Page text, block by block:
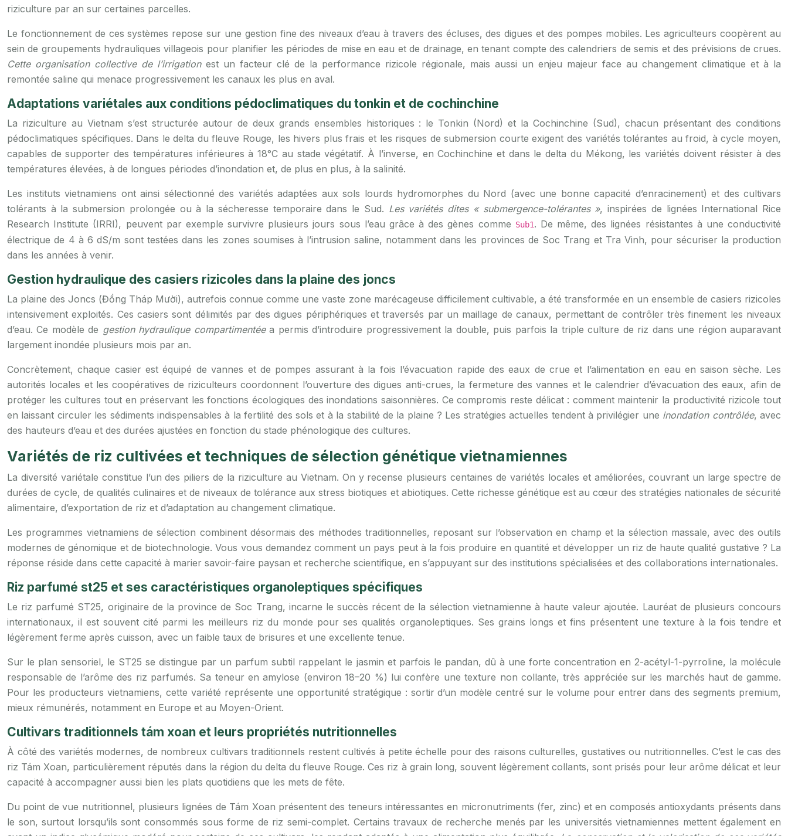
riziculture par an sur certaines parcelles.
Le fonctionnement de ces systèmes repose sur une gestion fine des niveaux d’eau à travers des écluses, des digues et des pompes mobiles. Les agriculteurs coopèrent au
sein de groupements hydrauliques villageois pour planifier les périodes de mise en eau et de drainage, en tenant compte des calendriers de semis et des prévisions de crues.
Cette organisation collective de l’irrigationest un facteur clé de la performance rizicole régionale, mais aussi un enjeu majeur face au changement climatique et à la
remontée saline qui menace progressivement les canaux les plus en aval.
Adaptations variétales aux conditions pédoclimatiques du tonkin et de cochinchine
La riziculture au Vietnam s’est structurée autour de deux grands ensembles historiques : le Tonkin (Nord) et la Cochinchine (Sud), chacun présentant des conditions
pédoclimatiques spécifiques. Dans le delta du fleuve Rouge, les hivers plus frais et les risques de submersion courte exigent des variétés tolérantes au froid, à cycle moyen,
capables de supporter des températures inférieures à 18°C au stade végétatif. À l’inverse, en Cochinchine et dans le delta du Mékong, les variétés doivent résister à des
températures élevées, à de longues périodes d’inondation et, de plus en plus, à la salinité.
Les instituts vietnamiens ont ainsi sélectionné des variétés adaptées aux sols lourds hydromorphes du Nord (avec une bonne capacité d’enracinement) et des cultivars
tolérants à la submersion prolongée ou à la sécheresse temporaire dans le Sud. Les variétés dites « submergence-tolérantes », inspirées de lignées International Rice
Research Institute (IRRI), peuvent par exemple survivre plusieurs jours sous l’eau grâce à des gènes comme Sub1. De même, des lignées résistantes à une conductivité
électrique de 4 à 6 dS/m sont testées dans les zones soumises à l’intrusion saline, notamment dans les provinces de Soc Trang et Tra Vinh, pour sécuriser la production
dans les années à venir.
Gestion hydraulique des casiers rizicoles dans la plaine des joncs
La plaine des Joncs (Đồng Tháp Mười), autrefois connue comme une vaste zone marécageuse difficilement cultivable, a été transformée en un ensemble de casiers rizicoles
intensivement exploités. Ces casiers sont délimités par des digues périphériques et traversés par un maillage de canaux, permettant de contrôler très finement les niveaux
d’eau. Ce modèle de gestion hydraulique compartimentéea permis d’introduire progressivement la double, puis parfois la triple culture de riz dans une région auparavant
largement inondée plusieurs mois par an.
Concrètement, chaque casier est équipé de vannes et de pompes assurant à la fois l’évacuation rapide des eaux de crue et l’alimentation en eau en saison sèche. Les
autorités locales et les coopératives de riziculteurs coordonnent l’ouverture des digues anti-crues, la fermeture des vannes et le calendrier d’évacuation des eaux, afin de
protéger les cultures tout en préservant les fonctions écologiques des inondations saisonnières. Ce compromis reste délicat : comment maintenir la productivité rizicole tout
en laissant circuler les sédiments indispensables à la fertilité des sols et à la stabilité de la plaine ? Les stratégies actuelles tendent à privilégier une inondation contrôlée, avec
des hauteurs d’eau et des durées ajustées en fonction du stade phénologique des cultures.
Variétés de riz cultivées et techniques de sélection génétique vietnamiennes
La diversité variétale constitue l’un des piliers de la riziculture au Vietnam. On y recense plusieurs centaines de variétés locales et améliorées, couvrant un large spectre de
durées de cycle, de qualités culinaires et de niveaux de tolérance aux stress biotiques et abiotiques. Cette richesse génétique est au cœur des stratégies nationales de sécurité
alimentaire, d’exportation de riz et d’adaptation au changement climatique.
Les programmes vietnamiens de sélection combinent désormais des méthodes traditionnelles, reposant sur l’observation en champ et la sélection massale, avec des outils
modernes de génomique et de biotechnologie. Vous vous demandez comment un pays peut à la fois produire en quantité et développer un riz de haute qualité gustative ? La
réponse réside dans cette capacité à marier savoir-faire paysan et recherche scientifique, en s’appuyant sur des institutions spécialisées et des collaborations internationales.
Riz parfumé st25 et ses caractéristiques organoleptiques spécifiques
Le riz parfumé ST25, originaire de la province de Soc Trang, incarne le succès récent de la sélection vietnamienne à haute valeur ajoutée. Lauréat de plusieurs concours
internationaux, il est souvent cité parmi les meilleurs riz du monde pour ses qualités organoleptiques. Ses grains longs et fins présentent une texture à la fois tendre et
légèrement ferme après cuisson, avec un faible taux de brisures et une excellente tenue.
Sur le plan sensoriel, le ST25 se distingue par un parfum subtil rappelant le jasmin et parfois le pandan, dû à une forte concentration en 2-acétyl-1-pyrroline, la molécule
responsable de l’arôme des riz parfumés. Sa teneur en amylose (environ 18–20 %) lui confère une texture non collante, très appréciée sur les marchés haut de gamme.
Pour les producteurs vietnamiens, cette variété représente une opportunité stratégique : sortir d’un modèle centré sur le volume pour entrer dans des segments premium,
mieux rémunérés, notamment en Europe et au Moyen-Orient.
Cultivars traditionnels tám xoan et leurs propriétés nutritionnelles
À côté des variétés modernes, de nombreux cultivars traditionnels restent cultivés à petite échelle pour des raisons culturelles, gustatives ou nutritionnelles. C’est le cas des
riz Tám Xoan, particulièrement réputés dans la région du delta du fleuve Rouge. Ces riz à grain long, souvent légèrement collants, sont prisés pour leur arôme délicat et leur
capacité à accompagner aussi bien les plats quotidiens que les mets de fête.
Du point de vue nutritionnel, plusieurs lignées de Tám Xoan présentent des teneurs intéressantes en micronutriments (fer, zinc) et en composés antioxydants présents dans
le son, surtout lorsqu’ils sont consommés sous forme de riz semi-complet. Certains travaux de recherche menés par les universités vietnamiennes mettent également en